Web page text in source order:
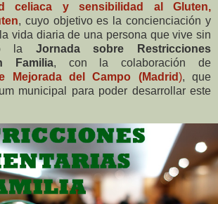
celiaca y sensibilidad al Gluten,
, cuyo objetivo es la concienciación y
vida diaria de una persona que vive sin
la Jornada sobre Restricciones
Familia, con la colaboración de
Mejorada del Campo (Madrid), que
municipal para poder desarrollar este